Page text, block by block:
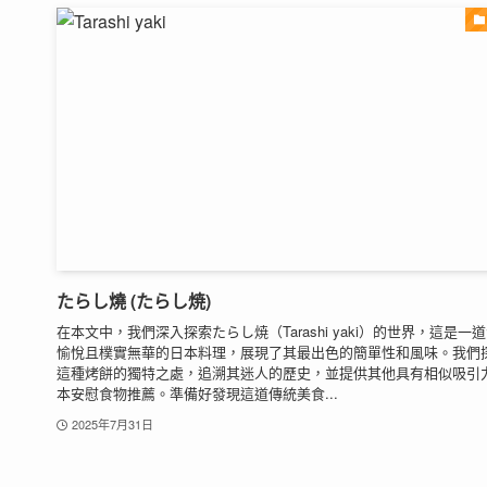
たらし燒 (たらし焼)
在本文中，我們深入探索たらし焼（Tarashi yaki）的世界，這是一
愉悅且樸實無華的日本料理，展現了其最出色的簡單性和風味。我們
這種烤餅的獨特之處，追溯其迷人的歷史，並提供其他具有相似吸引
本安慰食物推薦。準備好發現這道傳統美食...
2025年7月31日